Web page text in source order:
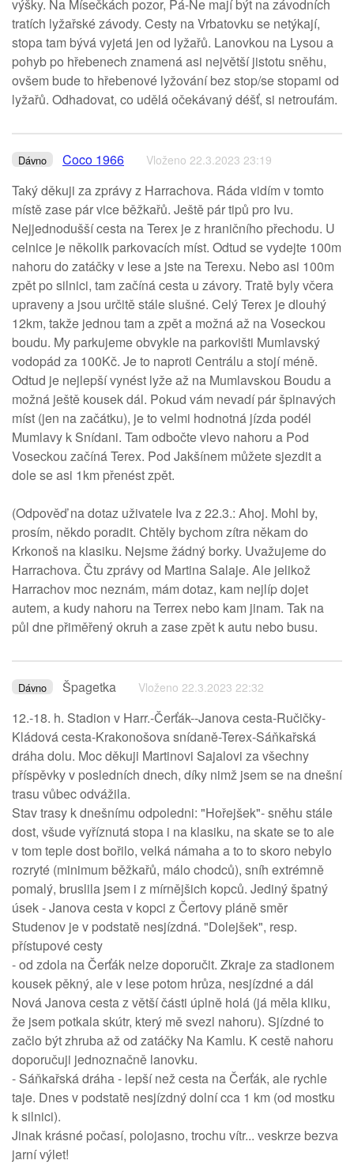
výšky. Na Mísečkách pozor, Pá-Ne mají být na závodních
tratích lyžařské závody. Cesty na Vrbatovku se netýkají,
stopa tam bývá vyjetá jen od lyžařů. Lanovkou na Lysou a
pohyb po hřebenech znamená asi největší jistotu sněhu,
ovšem bude to hřebenové lyžování bez stop/se stopami od
lyžařů. Odhadovat, co udělá očekávaný déšť, si netroufám.
Dávno Coco 1966 Vloženo 22.3.2023 23:19
Taký děkuji za zprávy z Harrachova. Ráda vidím v tomto
místě zase pár vice běžkařů. Ještě pár tipů pro Ivu.
Nejjednodušší cesta na Terex je z hraničního přechodu. U
celnice je několik parkovacích míst. Odtud se vydejte 100m
nahoru do zatáčky v lese a jste na Terexu. Nebo asi 100m
zpět po silnici, tam začíná cesta u závory. Tratě byly včera
upraveny a jsou určitě stále slušné. Celý Terex je dlouhý
12km, takže jednou tam a zpět a možná až na Voseckou
boudu. My parkujeme obvykle na parkovišti Mumlavský
vodopád za 100Kč. Je to naproti Centrálu a stojí méně.
Odtud je nejlepší vynést lyže až na Mumlavskou Boudu a
možná ještě kousek dál. Pokud vám nevadí pár špinavých
míst (jen na začátku), je to velmi hodnotná jízda podél
Mumlavy k Snídani. Tam odbočte vlevo nahoru a Pod
Voseckou začíná Terex. Pod Jakšínem můžete sjezdit a
dole se asi 1km přenést zpět.
(Odpověď na dotaz uživatele Iva z 22.3.: Ahoj. Mohl by,
prosím, někdo poradit. Chtěly bychom zítra někam do
Krkonoš na klasiku. Nejsme žádný borky. Uvažujeme do
Harrachova. Čtu zprávy od Martina Salaje. Ale jelikož
Harrachov moc neznám, mám dotaz, kam nejlíp dojet
autem, a kudy nahoru na Terrex nebo kam jinam. Tak na
půl dne přiměřený okruh a zase zpět k autu nebo busu.
Dávno Špagetka Vloženo 22.3.2023 22:32
12.-18. h. Stadion v Harr.-Čerťák--Janova cesta-Ručičky-
Kládová cesta-Krakonošova snídaně-Terex-Sáňkařská
dráha dolu. Moc děkuji Martinovi Sajalovi za všechny
příspěvky v posledních dnech, díky nimž jsem se na dnešní
trasu vůbec odvážila.
Stav trasy k dnešnímu odpoledni: "Hořejšek"- sněhu stále
dost, všude vyříznutá stopa i na klasiku, na skate se to ale
v tom teple dost bořilo, velká námaha a to to skoro nebylo
rozryté (minimum běžkařů, málo chodců), sníh extrémně
pomalý, bruslila jsem i z mírnějšich kopců. Jediný špatný
úsek - Janova cesta v kopci z Čertovy pláně směr
Studenov je v podstatě nesjízdná. "Dolejšek", resp.
přístupové cesty
- od zdola na Čerťák nelze doporučit. Zkraje za stadionem
kousek pěkný, ale v lese potom hrůza, nesjízdné a dál
Nová Janova cesta z větší části úplně holá (já měla kliku,
že jsem potkala skútr, který mě svezl nahoru). Sjízdné to
začlo být zhruba až od zatáčky Na Kamlu. K cestě nahoru
doporučuji jednoznačně lanovku.
- Sáňkařská dráha - lepší než cesta na Čerťák, ale rychle
taje. Dnes v podstatě nesjízdný dolní cca 1 km (od mostku
k silnici).
Jinak krásné počasí, polojasno, trochu vítr... veskrze bezva
jarní výlet!